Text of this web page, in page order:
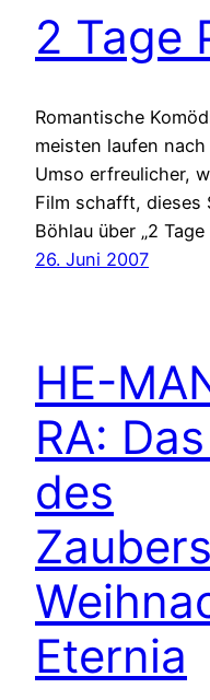
2 Tage
Romantische
meisten laufen
Umso erfreulicher,
Film schafft, dieses
Böhlau über „2
26. Juni 2007
HE-
RA:
des
Eternia